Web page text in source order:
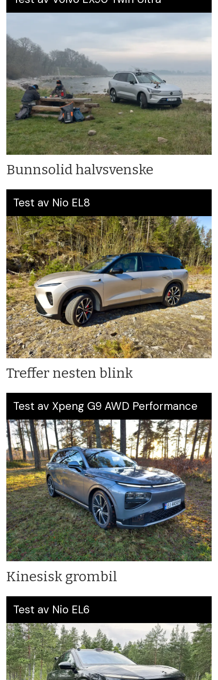
Bunnsolid halvsvenske
Test av Nio EL8
Treffer nesten blink
Test av Xpeng G9 AWD Performance
Kinesisk grombil
Test av Nio EL6